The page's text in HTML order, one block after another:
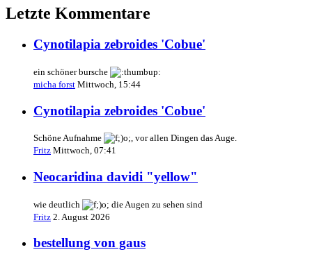
Letzte Kommentare
Cynotilapia zebroides 'Cobue'
ein schöner bursche
micha forst Mittwoch, 15:44
Cynotilapia zebroides 'Cobue'
Schöne Aufnahme
, vor allen Dingen das Auge.
Fritz Mittwoch, 07:41
Neocaridina davidi "yellow"
wie deutlich
die Augen zu sehen sind
Fritz 2. August 2026
bestellung von gaus